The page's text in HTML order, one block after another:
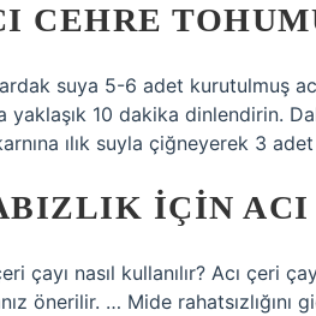
CEHRE
suya 5-6 adet kurutulmuş
yaklaşık 10 dakika dinlendirin.
ılık suyla çiğneyerek 3
IÇIN ACI
çayı nasıl kullanılır? Acı çeri
önerilir. … Mide